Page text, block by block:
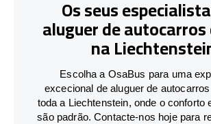
Os seus
aluguer de
na
Escolha a OsaBus para uma
excecional de aluguer de
toda a Liechtenstein, onde o conforto
são padrão. Contacte-nos hoje para